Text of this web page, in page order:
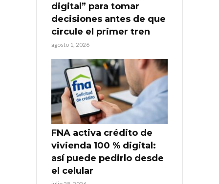
digital” para tomar
decisiones antes de que
circule el primer tren
agosto 1, 2026
FNA activa crédito de
vivienda 100 % digital:
así puede pedirlo desde
el celular